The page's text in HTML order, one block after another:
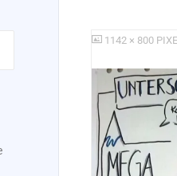
ORIGINALGRÖSSE
1142 × 800